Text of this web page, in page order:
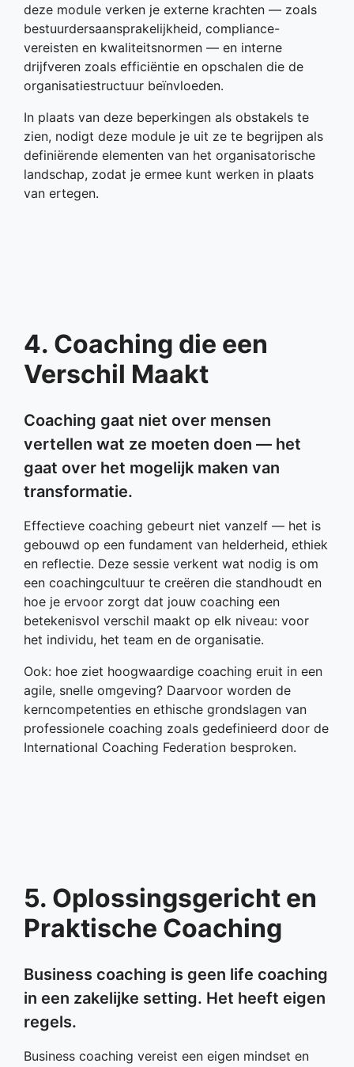
deze module verken je externe krachten — zoals
bestuurdersaansprakelijkheid, compliance-
vereisten en kwaliteitsnormen — en interne
drijfveren zoals efficiëntie en opschalen die de
organisatiestructuur beïnvloeden.
In plaats van deze beperkingen als obstakels te
zien, nodigt deze module je uit ze te begrijpen als
definiërende elementen van het organisatorische
landschap, zodat je ermee kunt werken in plaats
van ertegen.
4. Coaching die een
Verschil Maakt
Coaching gaat niet over mensen
vertellen wat ze moeten doen — het
gaat over het mogelijk maken van
transformatie.
Effectieve coaching gebeurt niet vanzelf — het is
gebouwd op een fundament van helderheid, ethiek
en reflectie. Deze sessie verkent wat nodig is om
een coachingcultuur te creëren die standhoudt en
hoe je ervoor zorgt dat jouw coaching een
betekenisvol verschil maakt op elk niveau: voor
het individu, het team en de organisatie.
Ook: hoe ziet hoogwaardige coaching eruit in een
agile, snelle omgeving? Daarvoor worden de
kerncompetenties en ethische grondslagen van
professionele coaching zoals gedefinieerd door de
International Coaching Federation besproken.
5. Oplossingsgericht en
Praktische Coaching
Business coaching is geen life coaching
in een zakelijke setting. Het heeft eigen
regels.
Business coaching vereist een eigen mindset en